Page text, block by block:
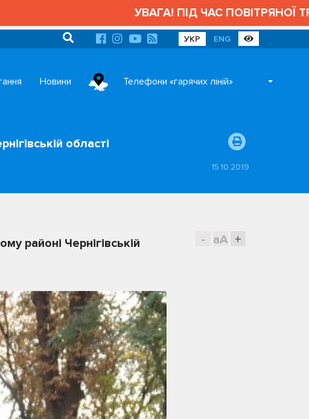
УВАГА! ПІД ЧАС ПОВІТРЯНОЇ
УКР ENG
Новини Телефони «гарячих ліній»
області
15.10.2019
- aA +
районі Чернігівській